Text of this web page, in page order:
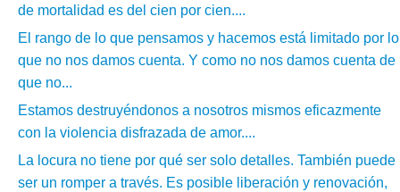
de mortalidad es del cien por cien....
El rango de lo que pensamos y hacemos está limitado por lo
que no nos damos cuenta. Y como no nos damos cuenta de
que no...
Estamos destruyéndonos a nosotros mismos eficazmente
con la violencia disfrazada de amor....
La locura no tiene por qué ser solo detalles. También puede
ser un romper a través. Es posible liberación y renovación,